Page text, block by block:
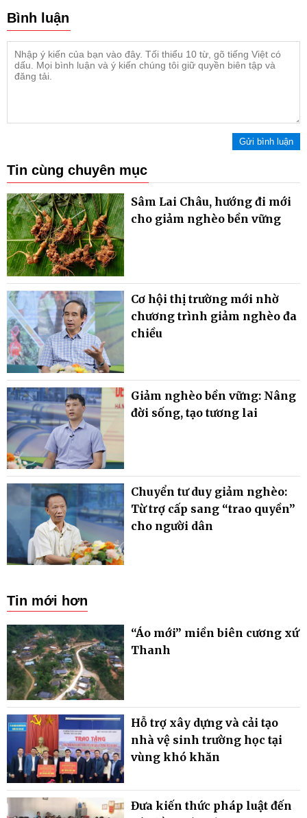
Bình luận
Gửi bình luận
Tin cùng chuyên mục
Sâm Lai Châu, hướng đi mới
cho giảm nghèo bền vững
Cơ hội thị trường mới nhờ
chương trình giảm nghèo đa
chiều
Giảm nghèo bền vững: Nâng
đời sống, tạo tương lai
Chuyển tư duy giảm nghèo:
Từ trợ cấp sang “trao quyền”
cho người dân
Tin mới hơn
“Áo mới” miền biên cương xứ
Thanh
Hỗ trợ xây dựng và cải tạo
nhà vệ sinh trường học tại
vùng khó khăn
Đưa kiến thức pháp luật đến